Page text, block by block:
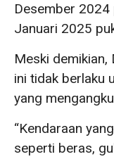
Desember 2024
Januari 2025
Meski demikian,
ini tidak berlaku
yang
“Kendaraan
seperti beras,